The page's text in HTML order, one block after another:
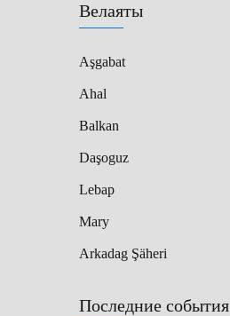
Велаяты
Aşgabat
Ahal
Balkan
Daşoguz
Lebap
Mary
Arkadag Şäheri
Последние события